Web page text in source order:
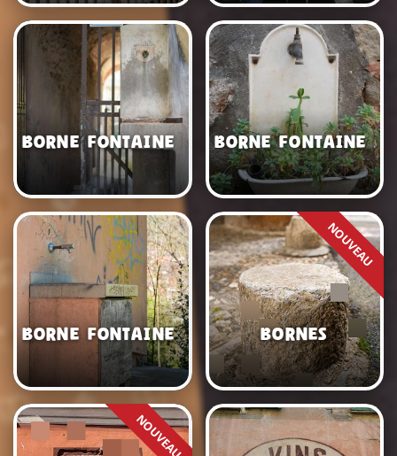
Borne fontaine 2 Borne fontaine 3
Borne fontaine 4 Bornes